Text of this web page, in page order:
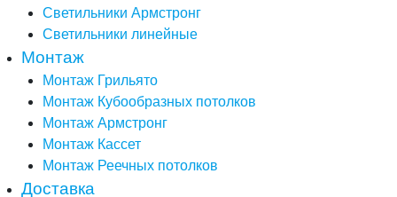
Светильники Армстронг
Светильники линейные
Монтаж
Монтаж Грильято
Монтаж Кубообразных потолков
Монтаж Армстронг
Монтаж Кассет
Монтаж Реечных потолков
Доставка